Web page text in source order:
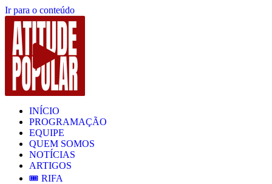
Ir para o conteúdo
INÍCIO
PROGRAMAÇÃO
EQUIPE
QUEM SOMOS
NOTÍCIAS
ARTIGOS
🎟️ RIFA